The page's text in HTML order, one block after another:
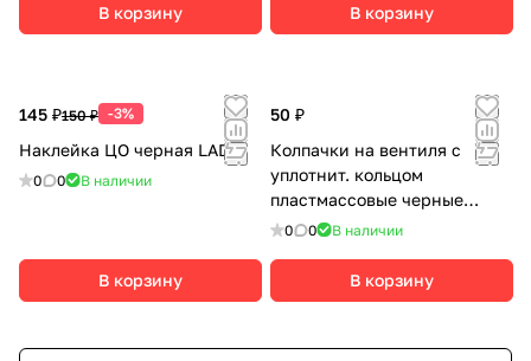
В корзину В корзину
145 ₽150 ₽ -3%
Наклейка ЦО черная LADA
0 0 В наличии
В корзину
50 ₽
Колпачки на вентиля с
уплотнит. кольцом
пластмассовые черные
(комплект 4шт.)
0 0 В наличии
В корзину